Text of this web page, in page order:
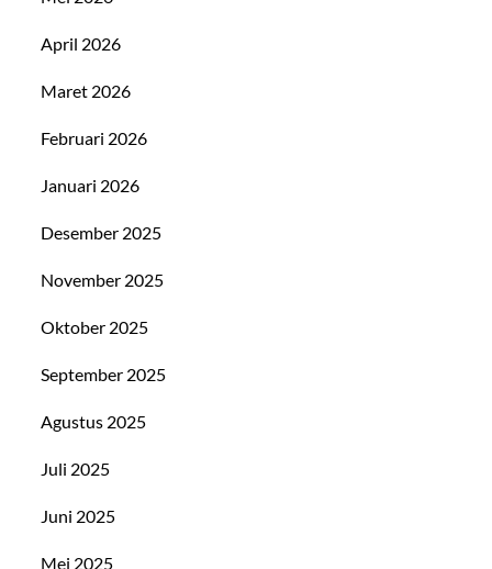
April 2026
Maret 2026
Februari 2026
Januari 2026
Desember 2025
November 2025
Oktober 2025
September 2025
Agustus 2025
Juli 2025
Juni 2025
Mei 2025